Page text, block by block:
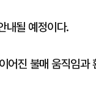
내될 예정이다.
어진 불매 움직임과